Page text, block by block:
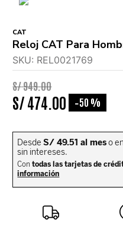
CAT
Reloj CAT Para
SKU: REL0021769
S/949.00
S/474 00 -50 %